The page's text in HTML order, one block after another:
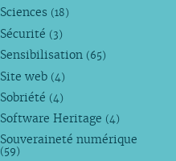
Sciences (18)
Sécurité (3)
Sensibilisation (65)
Site web (4)
Sobriété (4)
Software Heritage (4)
Souveraineté numérique
(59)